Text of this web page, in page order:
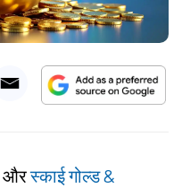
औरस्काई गोल्ड &